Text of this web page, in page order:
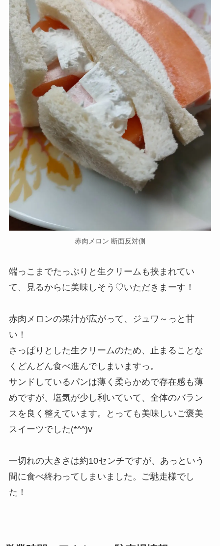
赤肉メロン 断面反対側
端っこまでたっぷりと生クリームも挟まれてい
て、見るからに美味しそう♡いただきまーす！
赤肉メロンの果汁が広がって、ジュワ～っと甘
い！
さっぱりとした生クリームのため、止まることな
くどんどん食べ進んでしまいますっ。
サンドしているパンは薄く柔らかめで存在感も薄
めですが、塩気が少し利いていて、全体のバラン
スを良く整えています。とっても美味しいご褒美
スイーツでした(*^^)v
一切れの大きさは約10センチですが、あっという
間に食べ終わってしまいました。ご馳走様でし
た！